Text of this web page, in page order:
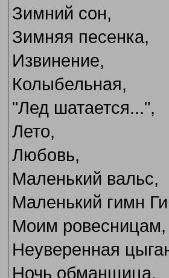
Зимний сон,
Зимняя песенка,
Извинение,
Колыбельная,
"Лед шатается...",
Лето,
Любовь,
Маленький вальс,
Маленький гимн
Моим ровесницам,
Неуверенная
Ночь обманщица,